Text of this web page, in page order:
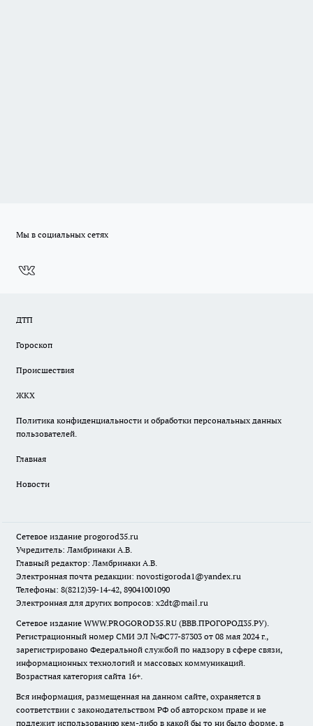
Мы в социальных сетях
ДТП
Гороскоп
Происшествия
ЖКХ
Политика конфиденциальности и обработки персональных данных
пользователей.
Главная
Новости
Сетевое издание progorod35.ru
Учредитель: Ламбринаки А.В.
Главный редактор: Ламбринаки А.В.
Электронная почта редакции: novostigoroda1@yandex.ru
Телефоны: 8(8212)39-14-42, 89041001090
Электронная для других вопросов: x2dt@mail.ru
Сетевое издание WWW.PROGOROD35.RU (ВВВ.ПРОГОРОД35.РУ).
Регистрационный номер СМИ ЭЛ №ФС77-87303 от 08 мая 2024 г.,
зарегистрировано Федеральной службой по надзору в сфере связи,
информационных технологий и массовых коммуникаций.
Возрастная категория сайта 16+.
Вся информация, размещенная на данном сайте, охраняется в
соответствии с законодательством РФ об авторском праве и не
подлежит использованию кем-либо в какой бы то ни было форме, в